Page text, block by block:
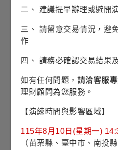
8.29
漲跌幅
近1年
最高淨值
9.36
近1年
平均淨值
8.56
二、 建議提早辦理或避開
三、 請留意交易情況，避
作
四、 請務必確認交易結果
如有任何問題， 請洽客服
理財顧問為您服務。
【演練時間與影響區域】
115年8月10日(星期一)
（苗栗縣、臺中市、南投